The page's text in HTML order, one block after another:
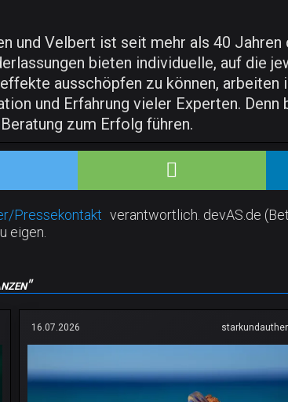
und Velbert ist seit mehr als 40
bieten individuelle, auf die
ausschöpfen zu können,
und Erfahrung vieler Experten.
zum Erfolg führen.
Pressekontakt verantwortlich. devAS.de
eigen.
16.07.2026